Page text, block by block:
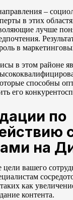
–
в этих
лучше
в
в этом районе
способны
его
по
на
цели вашего
как
контента.